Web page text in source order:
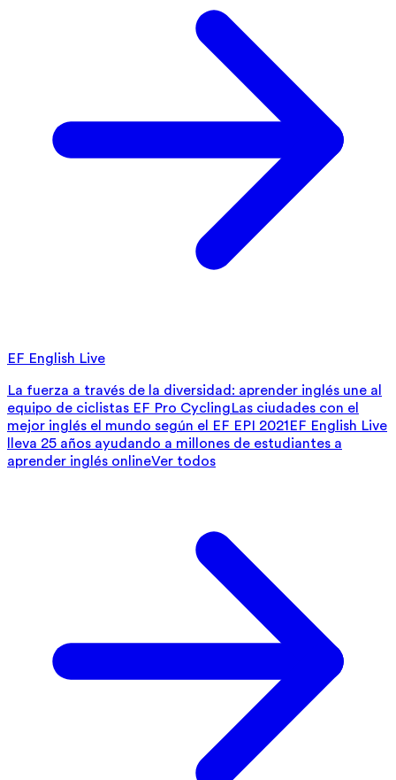
EF English Live
La fuerza a través de la diversidad: aprender inglés une al
equipo de ciclistas EF Pro CyclingLas ciudades con el
mejor inglés el mundo según el EF EPI 2021EF English Live
lleva 25 años ayudando a millones de estudiantes a
aprender inglés onlineVer todos